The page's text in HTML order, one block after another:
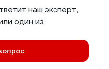
наш эксперт,
один из